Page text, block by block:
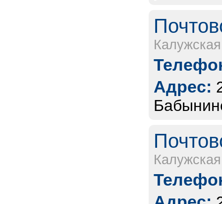
Адрес: